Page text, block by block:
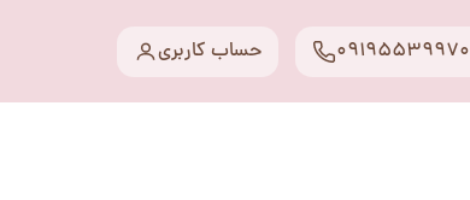
حساب کاربری 09195539970